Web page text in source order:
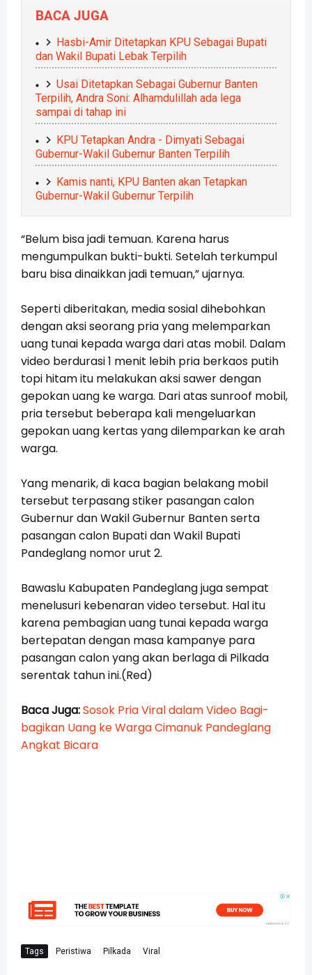
BACA JUGA
Hasbi-Amir Ditetapkan KPU Sebagai Bupati
dan Wakil Bupati Lebak Terpilih
Usai Ditetapkan Sebagai Gubernur Banten
Terpilih, Andra Soni: Alhamdulillah ada lega
sampai di tahap ini
KPU Tetapkan Andra - Dimyati Sebagai
Gubernur-Wakil Gubernur Banten Terpilih
Kamis nanti, KPU Banten akan Tetapkan
Gubernur-Wakil Gubernur Terpilih
“Belum bisa jadi temuan. Karena harus
mengumpulkan bukti-bukti. Setelah terkumpul
baru bisa dinaikkan jadi temuan,” ujarnya.
Seperti diberitakan, media sosial dihebohkan
dengan aksi seorang pria yang melemparkan
uang tunai kepada warga dari atas mobil. Dalam
video berdurasi 1 menit lebih pria berkaos putih
topi hitam itu melakukan aksi sawer dengan
gepokan uang ke warga. Dari atas sunroof mobil,
pria tersebut beberapa kali mengeluarkan
gepokan uang kertas yang dilemparkan ke arah
warga.
Yang menarik, di kaca bagian belakang mobil
tersebut terpasang stiker pasangan calon
Gubernur dan Wakil Gubernur Banten serta
pasangan calon Bupati dan Wakil Bupati
Pandeglang nomor urut 2.
Bawaslu Kabupaten Pandeglang juga sempat
menelusuri kebenaran video tersebut. Hal itu
karena pembagian uang tunai kepada warga
bertepatan dengan masa kampanye para
pasangan calon yang akan berlaga di Pilkada
serentak tahun ini.(Red)
Baca Juga:Sosok Pria Viral dalam Video Bagi-
bagikan Uang ke Warga Cimanuk Pandeglang
Angkat Bicara
Tags Peristiwa Pilkada Viral